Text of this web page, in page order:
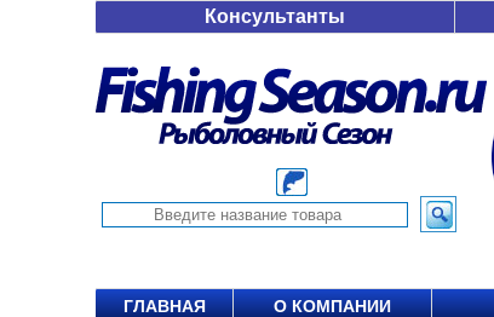
Консультанты
ГЛАВНАЯ О КОМПАНИИ